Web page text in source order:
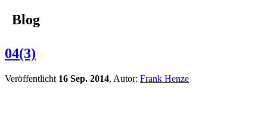
Blog
04(3)
Veröffentlicht 16 Sep. 2014, Autor: Frank Henze